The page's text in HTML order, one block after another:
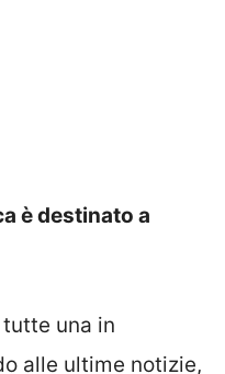
è destinato a
una in
alle ultime notizie,